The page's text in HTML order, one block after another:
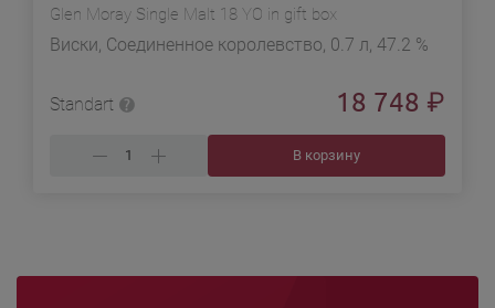
Glen Moray Single Malt 18 YO in gift box
Виски, Соединенное королевство, 0.7 л, 47.2 %
Standart 18 748 ₽
В корзину